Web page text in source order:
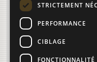
STRICTEMENT
PERFORMANCE
CIBLAGE
FONCTIONNALITÉ